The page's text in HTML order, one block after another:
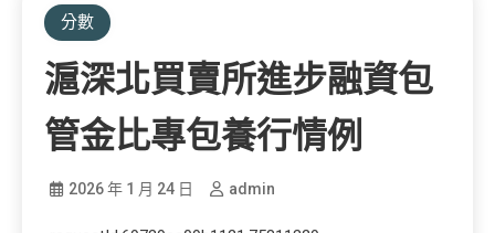
分數
滬深北買賣所進步融資包
管金比專包養行情例
2026 年 1 月 24 日 admin